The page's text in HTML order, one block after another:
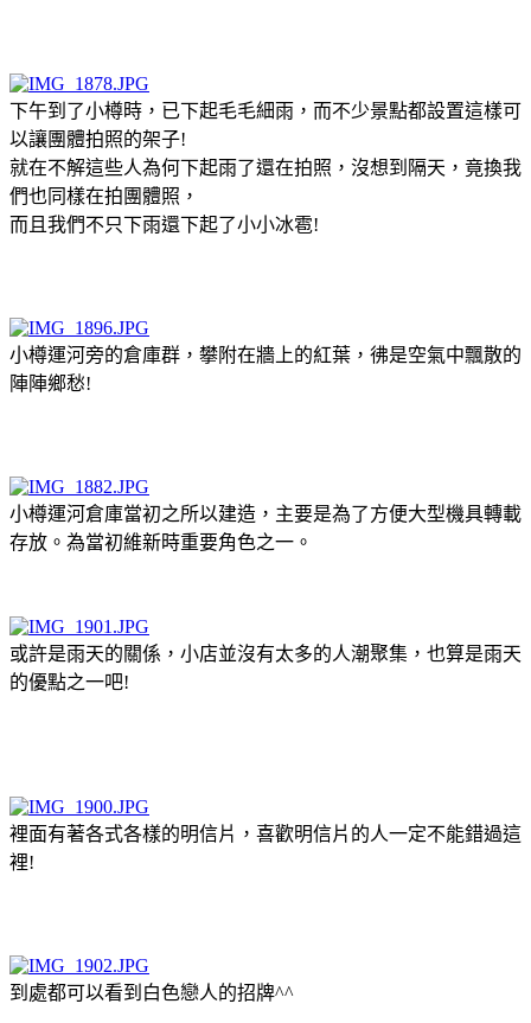
下午到了小樽時，已下起毛毛細雨，而不少景點都設置這樣可
以讓團體拍照的架子!
就在不解這些人為何下起雨了還在拍照，沒想到隔天，竟換我
們也同樣在拍團體照，
而且我們不只下雨還下起了小小冰雹!
小樽運河旁的倉庫群，攀附在牆上的紅葉，彿是空氣中飄散的
陣陣鄉愁!
小樽運河倉庫當初之所以建造，主要是為了方便大型機具轉載
存放。為當初維新時重要角色之一。
或許是雨天的關係，小店並沒有太多的人潮聚集，也算是雨天
的優點之一吧!
裡面有著各式各樣的明信片，喜歡明信片的人一定不能錯過這
裡!
到處都可以看到白色戀人的招牌^^